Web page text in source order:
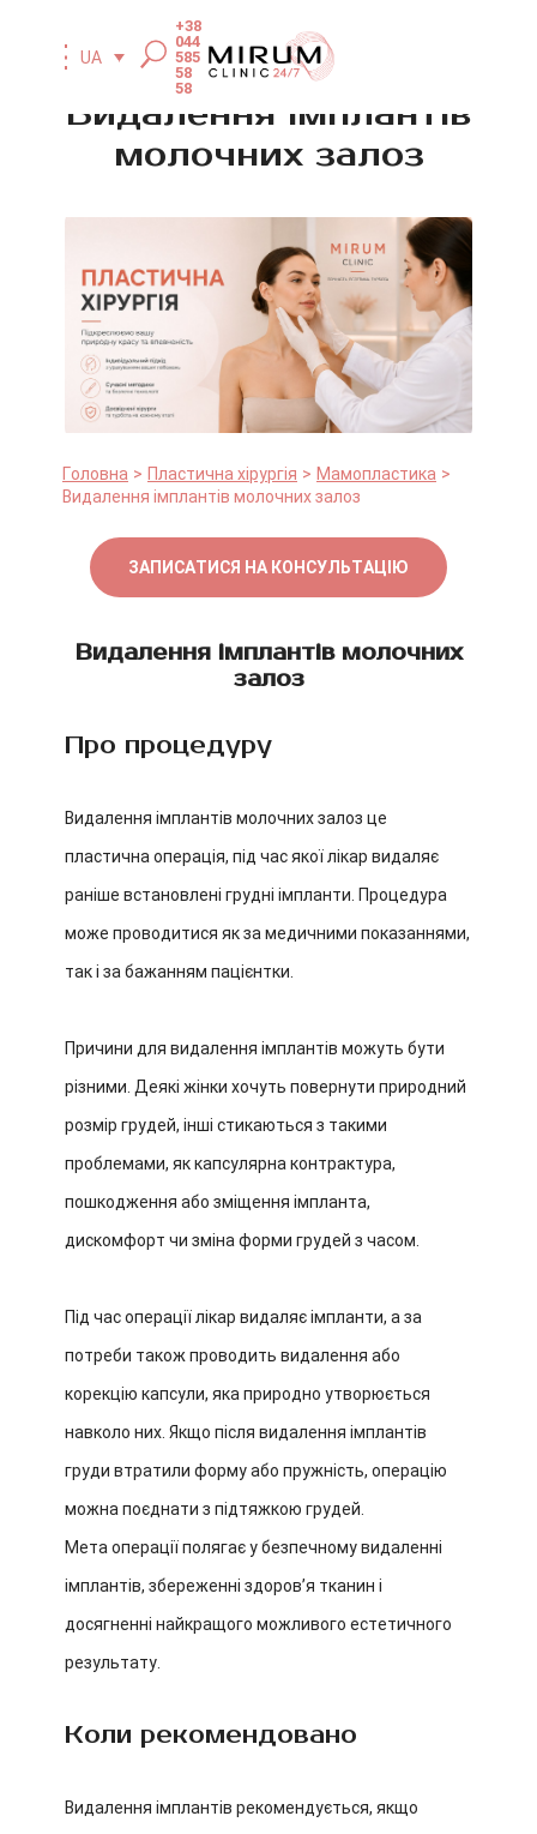
UA
+38
044
585
58
58
Видалення імплантів
молочних залоз
Головна Пластична хірургія
Мамопластика
Видалення імплантів молочних залоз
ЗАПИСАТИСЯ НА КОНСУЛЬТАЦІЮ
Видалення імплантів молочних
залоз
Про процедуру
Видалення імплантів молочних залоз це
пластична операція, під час якої лікар видаляє
раніше встановлені грудні імпланти. Процедура
може проводитися як за медичними показаннями,
так і за бажанням пацієнтки.
Причини для видалення імплантів можуть бути
різними. Деякі жінки хочуть повернути природний
розмір грудей, інші стикаються з такими
проблемами, як капсулярна контрактура,
пошкодження або зміщення імпланта,
дискомфорт чи зміна форми грудей з часом.
Під час операції лікар видаляє імпланти, а за
потреби також проводить видалення або
корекцію капсули, яка природно утворюється
навколо них. Якщо після видалення імплантів
груди втратили форму або пружність, операцію
можна поєднати з підтяжкою грудей.
Мета операції полягає у безпечному видаленні
імплантів, збереженні здоров’я тканин і
досягненні найкращого можливого естетичного
результату.
Коли рекомендовано
Видалення імплантів рекомендується, якщо